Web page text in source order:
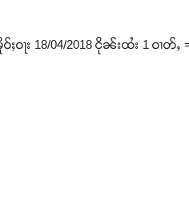
း 18/04/2018 ငိုၼ်းထႆး 1 ဝၢတ်ႇ